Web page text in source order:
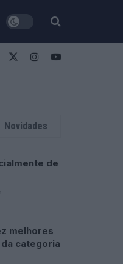
Novidades
de
melhores
categoria